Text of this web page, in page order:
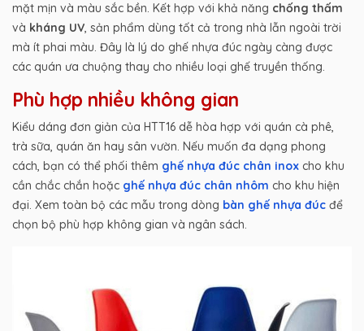
mặt mịn và màu sắc bền. Kết hợp với khả năng chống thấm
và kháng UV, sản phẩm dùng tốt cả trong nhà lẫn ngoài trời
mà ít phai màu. Đây là lý do ghế nhựa đúc ngày càng được
các quán ưa chuộng thay cho nhiều loại ghế truyền thống.
Phù hợp nhiều không gian
Kiểu dáng đơn giản của HTT16 dễ hòa hợp với quán cà phê,
trà sữa, quán ăn hay sân vườn. Nếu muốn đa dạng phong
cách, bạn có thể phối thêm ghế nhựa đúc chân inox cho khu
cần chắc chắn hoặc ghế nhựa đúc chân nhôm cho khu hiện
đại. Xem toàn bộ các mẫu trong dòng bàn ghế nhựa đúc để
chọn bộ phù hợp không gian và ngân sách.